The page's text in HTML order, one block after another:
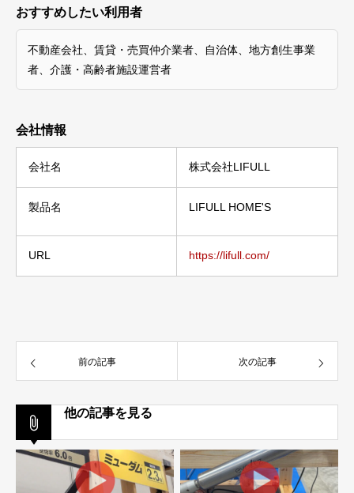
おすすめしたい利用者
不動産会社、賃貸・売買仲介業者、自治体、地方創生事業
者、介護・高齢者施設運営者
会社情報
会社名 株式会社LIFULL
製品名 LIFULL HOME'S
URL https://lifull.com/
前の記事 次の記事
他の記事を見る